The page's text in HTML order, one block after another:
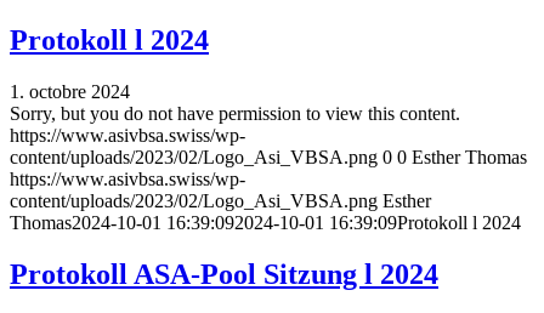
Protokoll l 2024
1. octobre 2024
Sorry, but you do not have permission to view this content.
https://www.asivbsa.swiss/wp-
content/uploads/2023/02/Logo_Asi_VBSA.png 0 0 Esther Thomas
https://www.asivbsa.swiss/wp-
content/uploads/2023/02/Logo_Asi_VBSA.png Esther
Thomas2024-10-01 16:39:092024-10-01 16:39:09Protokoll l 2024
Protokoll ASA-Pool Sitzung l 2024